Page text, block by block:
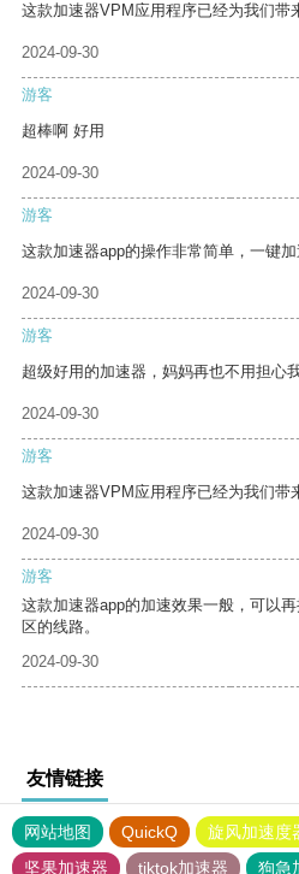
这款加速器VPM应用程序已经为我们带
2024-09-30
游客
超棒啊 好用
2024-09-30
游客
这款加速器app的操作非常简单，一键加
2024-09-30
游客
超级好用的加速器，妈妈再也不用担心
2024-09-30
游客
这款加速器VPM应用程序已经为我们带
2024-09-30
游客
这款加速器app的加速效果一般，可以
区的线路。
2024-09-30
友情链接
网站地图 QuickQ 旋风加速度
坚果加速器
tiktok加速器
狗急